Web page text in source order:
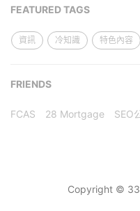
FEATURED TAGS
資訊 冷知識 特色內容
FRIENDS
FCAS 28 Mortgage SEO
Copyright ©